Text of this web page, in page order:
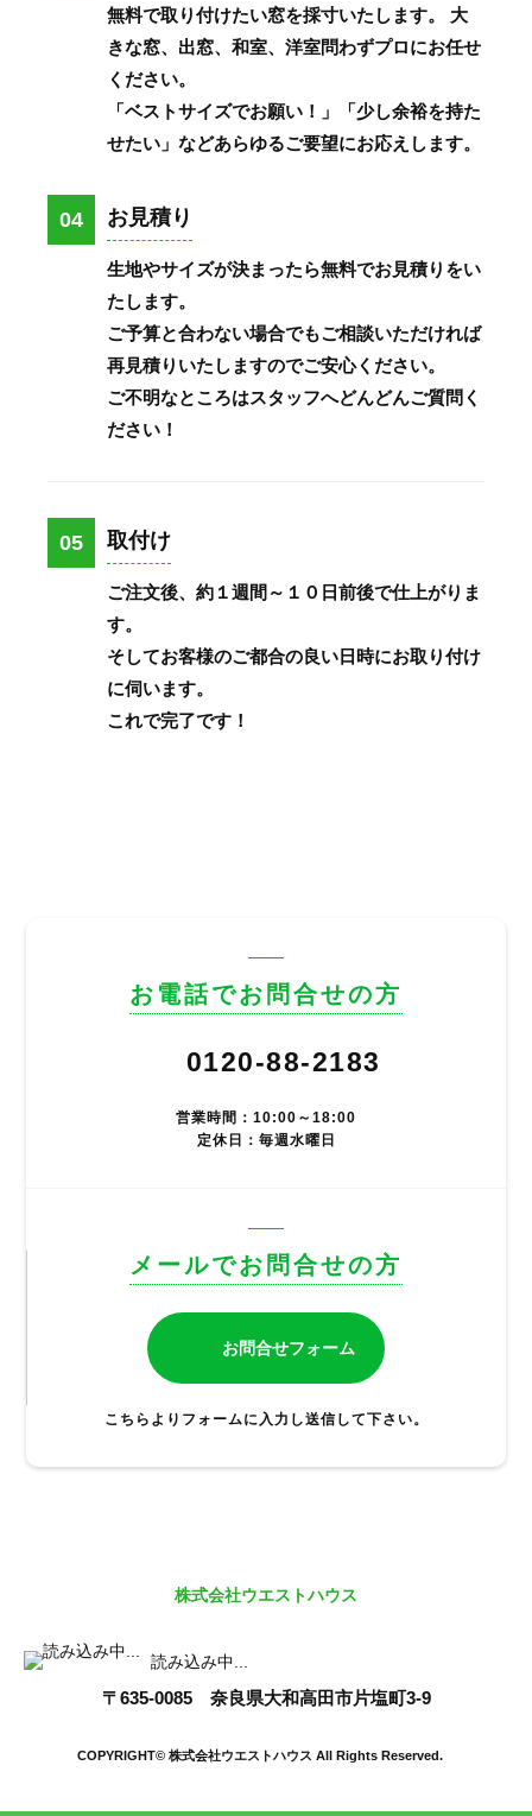
無料で取り付けたい窓を採寸いたします。 大
きな窓、出窓、和室、洋室問わずプロにお任せ
ください。
「ベストサイズでお願い！」「少し余裕を持た
せたい」などあらゆるご要望にお応えします。
04 お見積り
生地やサイズが決まったら無料でお見積りをい
たします。
ご予算と合わない場合でもご相談いただければ
再見積りいたしますのでご安心ください。
ご不明なところはスタッフへどんどんご質問く
ださい！
05 取付け
ご注文後、約１週間～１０日前後で仕上がりま
す。
そしてお客様のご都合の良い日時にお取り付け
に伺います。
これで完了です！
お電話でお問合せの方
0120-88-2183
営業時間：10:00～18:00
定休日：毎週水曜日
メールでお問合せの方
お問合せフォーム
こちらよりフォームに入力し送信して下さい。
株式会社ウエストハウス
読み込み中...
〒635-0085 奈良県大和高田市片塩町3-9
COPYRIGHT© 株式会社ウエストハウス All Rights Reserved.